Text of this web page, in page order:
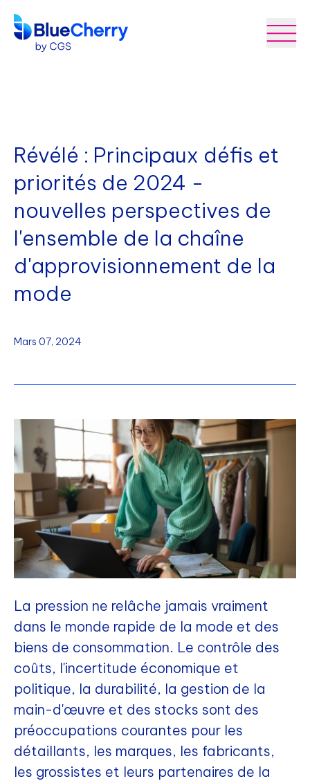
Révélé : Principaux défis et
priorités de 2024 -
nouvelles perspectives de
l'ensemble de la chaîne
d'approvisionnement de la
mode
Mars 07, 2024
La pression ne relâche jamais vraiment
dans le monde rapide de la mode et des
biens de consommation. Le contrôle des
coûts, l'incertitude économique et
politique, la durabilité, la gestion de la
main-d'œuvre et des stocks sont des
préoccupations courantes pour les
détaillants, les marques, les fabricants,
les grossistes et leurs partenaires de la